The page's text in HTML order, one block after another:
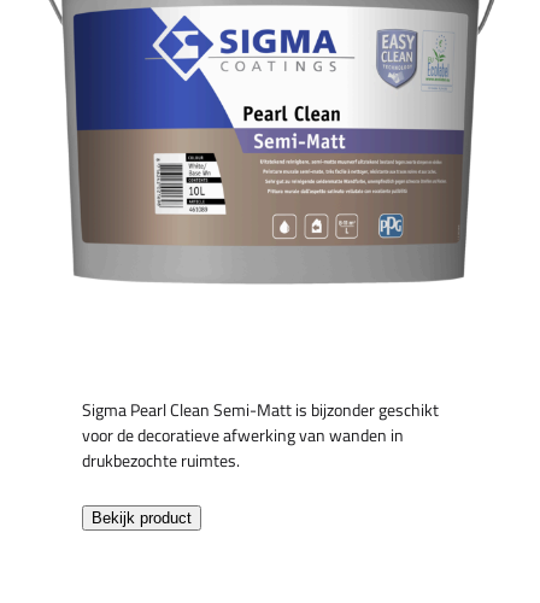
Sigma Pearl Clean Semi-Matt is bijzonder geschikt
voor de decoratieve afwerking van wanden in
drukbezochte ruimtes.
Bekijk product